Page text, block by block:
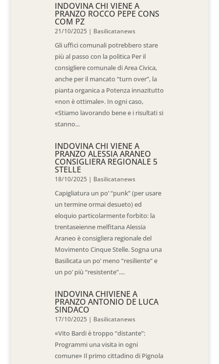
INDOVINA CHI VIENE A
PRANZO ROCCO PEPE CONS
COM PZ
21/10/2025 | Basilicatanews
Gli uffici comunali potrebbero stare
più al passo con la politica Per il
consigliere comunale di Area Civica,
anche per il mancato “turn over”, la
pianta organica a Potenza innazitutto
«non è ottimale». In ogni caso,
«Stiamo lavorando bene e i risultati si
stanno...
INDOVINA CHI VIENE A
PRANZO ALESSIA ARANEO
CONSIGLIERA REGIONALE 5
STELLE
18/10/2025 | Basilicatanews
Capigliatura un po’ “punk” (per usare
un termine ormai desueto) ed
eloquio particolarmente forbito: la
trentaseienne melfitana Alessia
Araneo è consigliera regionale del
Movimento Cinque Stelle. Sogna una
Basilicata un po’ meno “resiliente” e
un po’ più “resistente”....
INDOVINA CHIVIENE A
PRANZO ANTONIO DE LUCA
SINDACO
17/10/2025 | Basilicatanews
«Vito Bardi è troppo “distante”:
Programmi una visita in ogni
comune» Il primo cittadino di Pignola